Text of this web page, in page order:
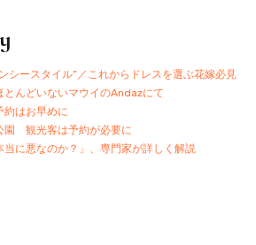
シースタイル”／これからドレスを選ぶ花嫁必見
とんどいないマウイのAndazにて
約はお早めに
園 観光客は予約が必要に
当に悪なのか？」、専門家が詳しく解説